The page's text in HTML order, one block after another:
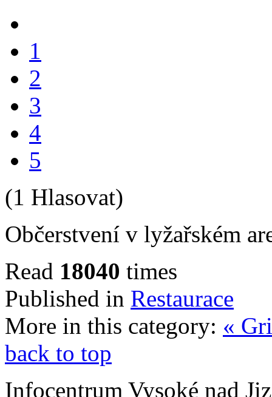
1
2
3
4
5
(1 Hlasovat)
Občerstvení v lyžařském
Read 18040 times
Published in Restaurace
More in this category: «
back to top
Infocentrum Vysoké nad